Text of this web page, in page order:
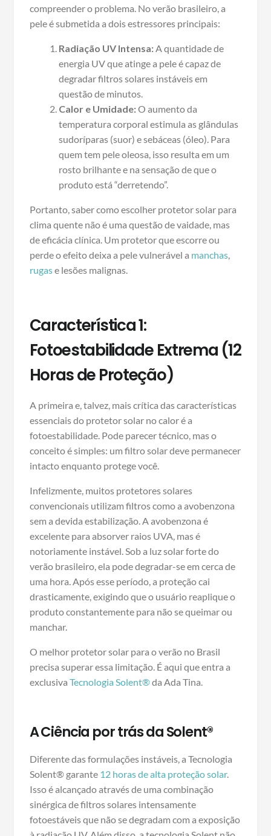
compreender o problema. No verão brasileiro, a
pele é submetida a dois estressores principais:
Radiação UV Intensa:A quantidade de
energia UV que atinge a pele é capaz de
degradar filtros solares instáveis em
questão de minutos.
Calor e Umidade:O aumento da
temperatura corporal estimula as glândulas
sudoríparas (suor) e sebáceas (óleo). Para
quem tem pele oleosa, isso resulta em um
rosto brilhante e na sensação de que o
produto está “derretendo”.
Portanto, saber como escolher protetor solar para
clima quente não é uma questão de vaidade, mas
de eficácia clínica. Um protetor que escorre ou
perde o efeito deixa a pele vulnerável a manchas,
rugase lesões malignas.
Característica 1:
Fotoestabilidade Extrema (12
Horas de Proteção)
A primeira e, talvez, mais crítica das características
essenciais do protetor solar no calor é a
fotoestabilidade. Pode parecer técnico, mas o
conceito é simples: um filtro solar deve permanecer
intacto enquanto protege você.
Infelizmente, muitos protetores solares
convencionais utilizam filtros como a avobenzona
sem a devida estabilização. A avobenzona é
excelente para absorver raios UVA, mas é
notoriamente instável. Sob a luz solar forte do
verão brasileiro, ela pode degradar-se em cerca de
uma hora. Após esse período, a proteção cai
drasticamente, exigindo que o usuário reaplique o
produto constantemente para não se queimar ou
manchar.
O melhor protetor solar para o verão no Brasil
precisa superar essa limitação. É aqui que entra a
exclusiva Tecnologia Solent®da Ada Tina.
A Ciência por trás da Solent®
Diferente das formulações instáveis, a Tecnologia
Solent® garante 12 horas de alta proteção solar.
Isso é alcançado através de uma combinação
sinérgica de filtros solares intensamente
fotoestáveis que não se degradam com a exposição